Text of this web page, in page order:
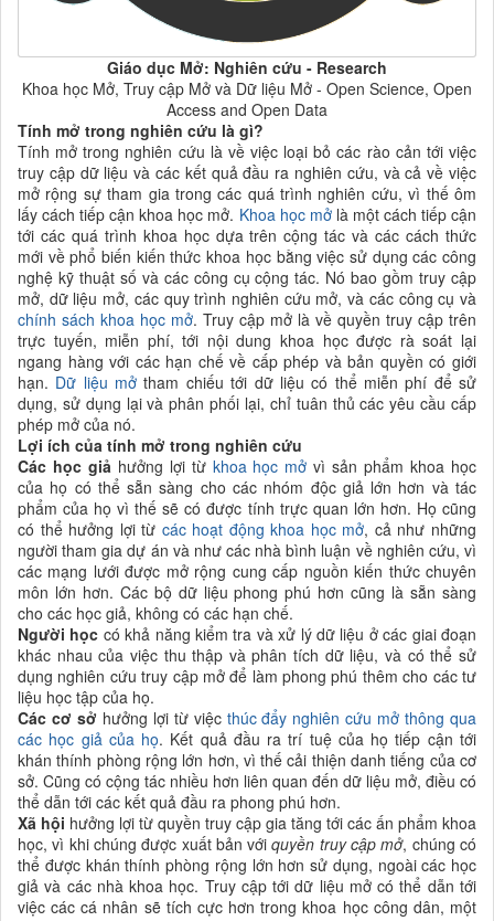
Giáo dục Mở: Nghiên cứu - Research
Khoa học Mở, Truy cập Mở và Dữ liệu Mở - Open Science, Open
Access and Open Data
Tính mở trong nghiên cứu là gì?
Tính mở trong nghiên cứu là về việc loại bỏ các rào cản tới việc
truy cập dữ liệu và các kết quả đầu ra nghiên cứu, và cả về việc
mở rộng sự tham gia trong các quá trình nghiên cứu, vì thế ôm
lấy cách tiếp cận khoa học mở. Khoa học mởlà một cách tiếp cận
tới các quá trình khoa học dựa trên cộng tác và các cách thức
mới về phổ biến kiến thức khoa học bằng việc sử dụng các công
nghệ kỹ thuật số và các công cụ cộng tác. Nó bao gồm truy cập
mở, dữ liệu mở, các quy trình nghiên cứu mở, và các công cụ và
chính sách khoa học mở. Truy cập mở là về quyền truy cập trên
trực tuyến, miễn phí, tới nội dungkhoa học được rà soát lại
ngang hàng với các hạn chế về cấp phép và bản quyền có giới
hạn. Dữ liệu mở tham chiếu tới dữ liệu có thể miễn phí để sử
dụng, sử dụng lại và phân phối lại, chỉ tuân thủ các yêu cầu cấp
phép mở của nó.
Lợi ích của tính mở trong nghiên cứu
Các học giảhưởng lợi từ khoa học mở vì sản phẩmkhoa học
của họ có thể sẵn sàng cho các nhóm độc giả lớn hơn và tác
phẩm của họ vì thế sẽ có được tính trực quan lớn hơn. Họ cũng
có thể hưởng lợi từ các hoạt động khoa học mở, cả như những
người tham gia dự án và như các nhà bình luận về nghiên cứu, vì
các mạng lưới được mở rộng cung cấp nguồn kiến thức chuyên
môn lớn hơn. Các bộ dữ liệu phong phú hơn cũng là sẵn sàng
cho các học giả, không có các hạn chế.
Người học có khả năng kiểm tra và xử lý dữ liệu ở các giai đoạn
khác nhau của việc thu thập và phân tích dữ liệu, và có thể sử
dụng nghiên cứu truy cập mở để làm phong phú thêm cho các tư
liệu học tập của họ.
Các cơ sở hưởng lợi từ việc thúc đẩy nghiên cứu mở thông qua
các học giả của họ. Kết quả đầu ra trí tuệ của họ tiếp cận tới
khán thính phòng rộng lớn hơn, vì thế cải thiện danh tiếng của cơ
sở. Cũng có cộng tác nhiều hơn liên quan đến dữ liệu mở, điều có
thể dẫn tới các kết quả đầu ra phong phú hơn.
Xã hội hưởng lợi từ quyền truy cập gia tăng tới các ấn phẩm khoa
học, vì khi chúng được xuất bản vớiquyền truy cập mở, chúng có
thể được khán thính phòng rộng lớn hơn sử dụng, ngoài các học
giả và các nhà khoa học. Truy cập tới dữ liệu mở có thể dẫn tới
việc các cá nhân sẽ tích cực hơn trongkhoa học công dân, một